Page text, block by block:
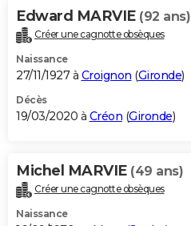
Edward MARVIE (92 ans)
Créer une cagnotte obsèques
Naissance
27/11/1927 à Croignon (Gironde)
Décès
19/03/2020 à Créon (Gironde)
Michel MARVIE (49 ans)
Créer une cagnotte obsèques
Naissance